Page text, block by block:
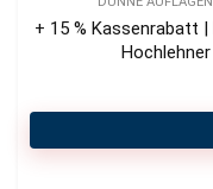
+ 15 % Kassenrabatt